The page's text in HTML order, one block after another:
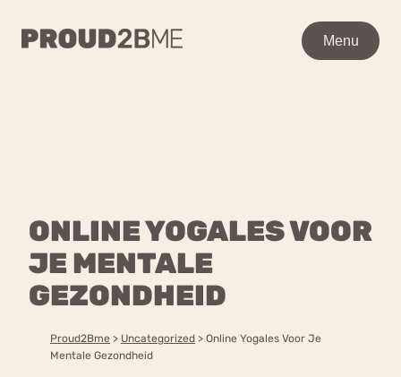
inhoud
Menu
ONLINE YOGALES VOOR
JE MENTALE
GEZONDHEID
Proud2Bme > Uncategorized > Online Yogales Voor Je
Mentale Gezondheid
Menu
Content
WAAR BEN JE NAAR OP
Over proud2bme
Contact
Proud in de media
Vacatures